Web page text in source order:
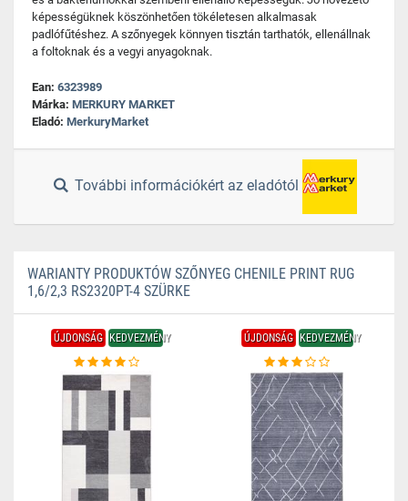
képességüknek köszönhetően tökéletesen alkalmasak
padlófűtéshez. A szőnyegek könnyen tisztán tarthatók, ellenállnak
a foltoknak és a vegyi anyagoknak.
Ean: 6323989
Márka: MERKURY MARKET
Eladó: MerkuryMarket
További információkért az eladótól
WARIANTY PRODUKTÓW SZŐNYEG CHENILE PRINT RUG
1,6/2,3 RS2320PT-4 SZÜRKE
ÚJDONSÁG KEDVEZMÉNY ÚJDONSÁG KEDVEZMÉNY